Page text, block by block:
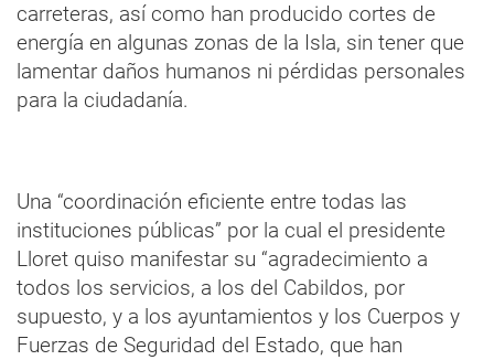
carreteras, así como han producido cortes de
energía en algunas zonas de la Isla, sin tener que
lamentar daños humanos ni pérdidas personales
para la ciudadanía.
Una “coordinación eficiente entre todas las
instituciones públicas” por la cual el presidente
Lloret quiso manifestar su “agradecimiento a
todos los servicios, a los del Cabildos, por
supuesto, y a los ayuntamientos y los Cuerpos y
Fuerzas de Seguridad del Estado, que han